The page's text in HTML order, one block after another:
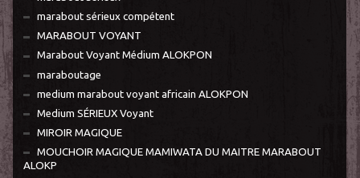
marabout sérieux compétent
MARABOUT VOYANT
Marabout Voyant Médium ALOKPON
maraboutage
medium marabout voyant africain ALOKPON
Medium SÉRIEUX Voyant
MIROIR MAGIQUE
MOUCHOIR MAGIQUE MAMIWATA DU MAITRE MARABOUT
ALOKP